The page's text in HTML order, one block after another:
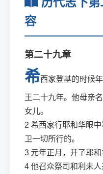
容
第二十九章
希西家登基的时候
王二十九年。他母亲
女儿。
2 希西家行耶和华眼
卫一切所行的。
3 元年正月，开了耶和
4 他召众祭司和利未